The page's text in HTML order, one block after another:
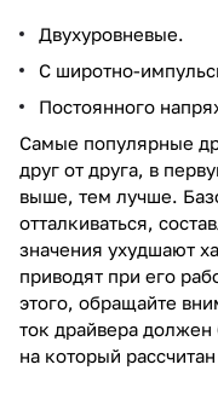
Двухуровневые.
С широтно-
Постоянного
Самые популярные
друг от друга, в
выше, тем лучше.
отталкиваться,
значения ухудшают
приводят при его
этого, обращайте
ток драйвера должен
на который